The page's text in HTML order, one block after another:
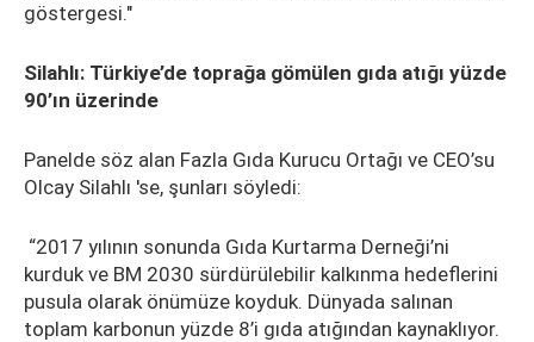
göstergesi."
Silahlı: Türkiye’de toprağa gömülen gıda atığı yüzde
90’ın üzerinde
Panelde söz alan Fazla Gıda Kurucu Ortağı ve CEO’su
Olcay Silahlı 'se, şunları söyledi:
“2017 yılının sonunda Gıda Kurtarma Derneği’ni
kurduk ve BM 2030 sürdürülebilir kalkınma hedeflerini
pusula olarak önümüze koyduk. Dünyada salınan
toplam karbonun yüzde 8’i gıda atığından kaynaklıyor.